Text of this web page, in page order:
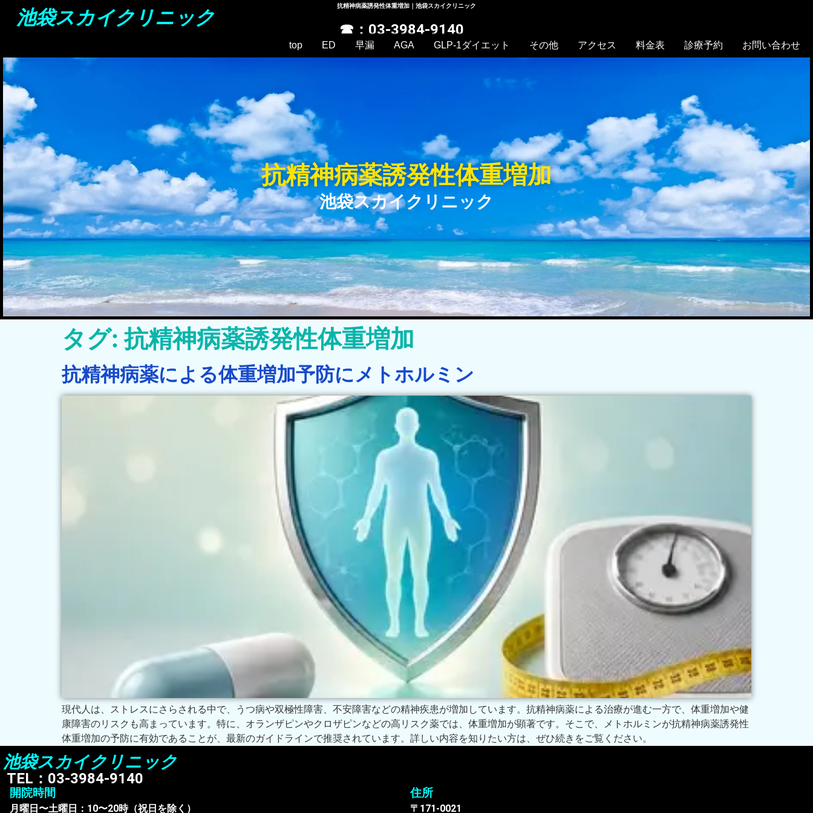
抗精神病薬誘発性体重増加｜池袋スカイクリニック
池袋スカイクリニック
☎：03-3984-9140
top ED 早漏 AGA GLP-1ダイエット その他 アクセス 料金表 診療予約 お問い合わせ
抗精神病薬誘発性体重増加
池袋スカイクリニック
タグ:抗精神病薬誘発性体重増加
抗精神病薬による体重増加予防にメトホルミン
現代人は、ストレスにさらされる中で、うつ病や双極性障害、不安障害などの精神疾患が増加しています。抗精神病薬による治療が進む一方で、体重増加や健
康障害のリスクも高まっています。特に、オランザピンやクロザピンなどの高リスク薬では、体重増加が顕著です。そこで、メトホルミンが抗精神病薬誘発性
体重増加の予防に有効であることが、最新のガイドラインで推奨されています。詳しい内容を知りたい方は、ぜひ続きをご覧ください。
池袋スカイクリニック
TEL：03-3984-9140
開院時間
月曜日〜土曜日：10〜20時（祝日を除く）
住所
〒171-0021